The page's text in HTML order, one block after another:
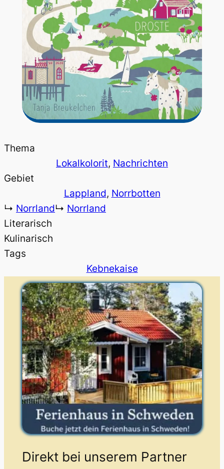
Thema
Lokalkolorit, Nachrichten
Gebiet
Lappland, Norrbotten
↳ Norrland↳ Norrland
Literarisch
Kulinarisch
Tags
Kebnekaise
Direkt bei unserem Partner